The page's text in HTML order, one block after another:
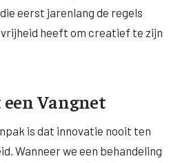
eerst jarenlang de regels
vrijheid heeft om creatief te zijn
Vangnet
is dat innovatie nooit ten
Wanneer we een behandeling